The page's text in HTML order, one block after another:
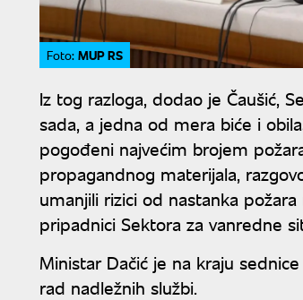
Foto: MUP RS
Iz tog razloga, dodao je Čaušić,
sada, a jedna od mera biće i
pogođeni najvećim brojem
propagandnog materijala,
umanjili rizici od nastanka
pripadnici Sektora za vanredne
Ministar Dačić je na kraju
rad nadležnih službi.